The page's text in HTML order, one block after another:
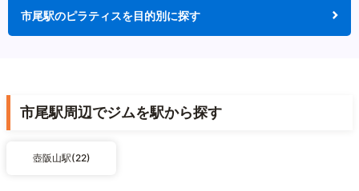
市尾駅のピラティスを目的別に探す
市尾駅周辺でジムを駅から探す
壺阪山駅(22)